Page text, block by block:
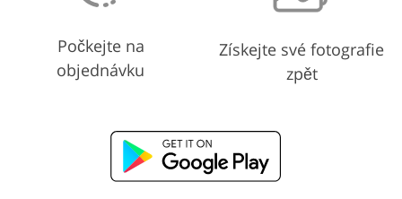
Počkejte na
objednávku
Získejte své fotografie
zpět